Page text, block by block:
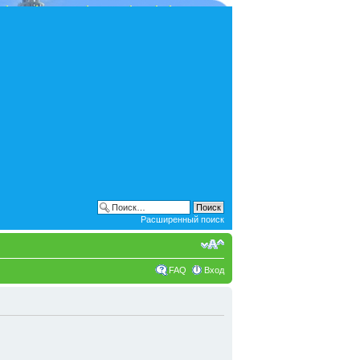
Расширенный поиск
FAQ Вход